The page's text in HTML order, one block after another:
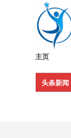
主页
头条新闻